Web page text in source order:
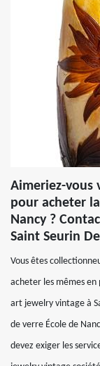
Aimeriez-vous
pour acheter
Nancy ?
Saint Seurin
Vous êtes
acheter les mêmes en
art jewelry vintage à
de verre École de
devez exiger les